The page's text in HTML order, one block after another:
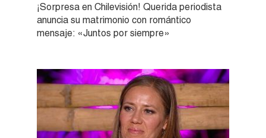
¡Sorpresa en Chilevisión! Querida periodista
anuncia su matrimonio con romántico
mensaje: «Juntos por siempre»